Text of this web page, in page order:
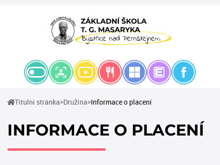
Titulní stránka(current)
Družina(current)
Informace o placení
INFORMACE O PLACENÍ